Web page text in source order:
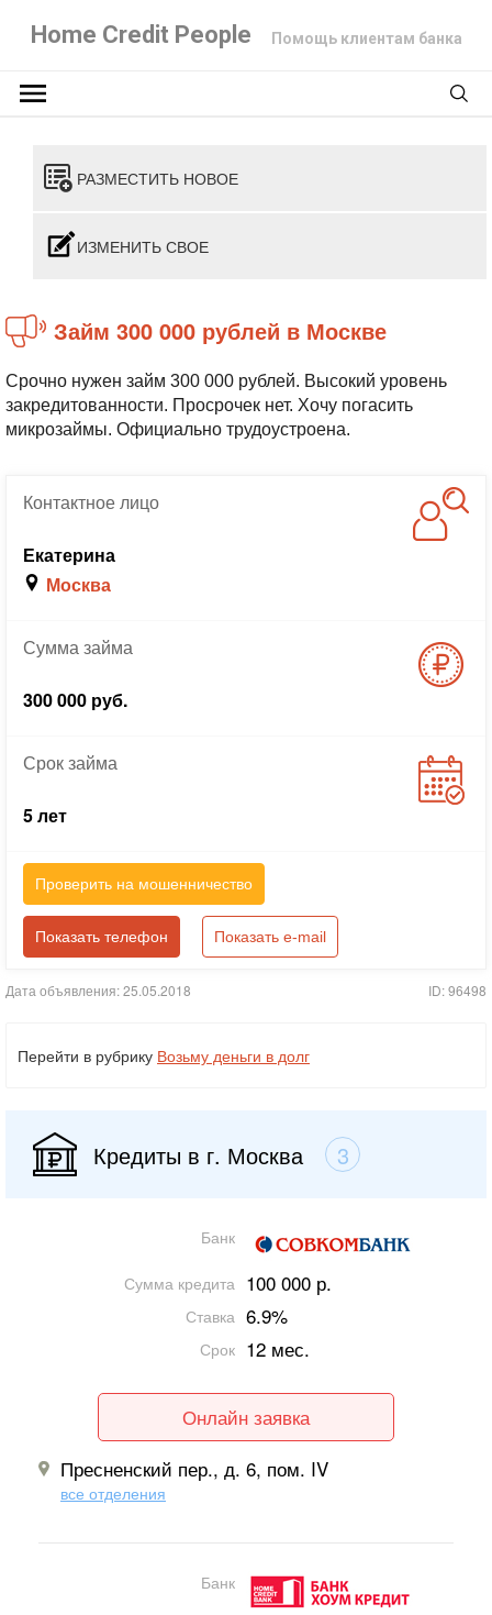
Home Credit People Помощь клиентам банка
РАЗМЕСТИТЬ НОВОЕ
ИЗМЕНИТЬ СВОЕ
Займ 300 000 рублей в Москве
Срочно нужен займ 300 000 рублей. Высокий уровень
закредитованности. Просрочек нет. Хочу погасить
микрозаймы. Официально трудоустроена.
Контактноелицо
Екатерина
Москва
Суммазайма
300 000 руб.
Срокзайма
5 лет
Проверить на мошенничество
Показать телефон Показать e-mail
Дата объявления: 25.05.2018 ID: 96498
Перейти в рубрику Возьму деньги в долг
Кредиты в г. Москва 3
Банк
Сумма кредита 100 000 р.
Ставка 6.9%
Срок 12 мес.
Онлайн заявка
Пресненский пер., д. 6, пом. IV
все отделения
Банк